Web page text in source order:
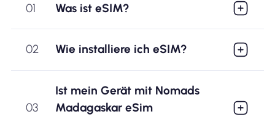
01 Was ist eSIM?
02 Wie installiere ich eSIM?
03
Ist mein Gerät mit Nomads
Madagaskar eSim